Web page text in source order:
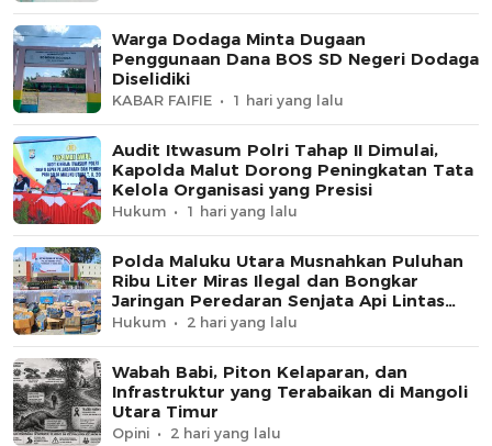
Warga Dodaga Minta Dugaan
Penggunaan Dana BOS SD Negeri Dodaga
Diselidiki
KABAR FAIFIE 1 hari yang lalu
Audit Itwasum Polri Tahap II Dimulai,
Kapolda Malut Dorong Peningkatan Tata
Kelola Organisasi yang Presisi
Hukum 1 hari yang lalu
Polda Maluku Utara Musnahkan Puluhan
Ribu Liter Miras Ilegal dan Bongkar
Jaringan Peredaran Senjata Api Lintas
Negara
Hukum 2 hari yang lalu
Wabah Babi, Piton Kelaparan, dan
Infrastruktur yang Terabaikan di Mangoli
Utara Timur
Opini 2 hari yang lalu